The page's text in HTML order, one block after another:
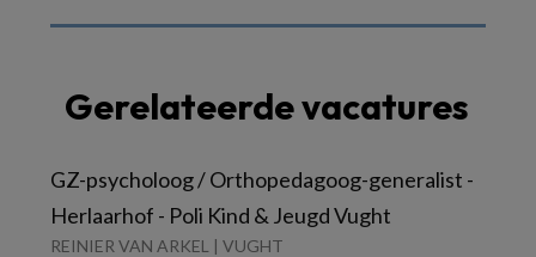
Gerelateerde vacatures
GZ-psycholoog / Orthopedagoog-generalist -
Herlaarhof - Poli Kind & Jeugd Vught
REINIER VAN ARKEL | VUGHT